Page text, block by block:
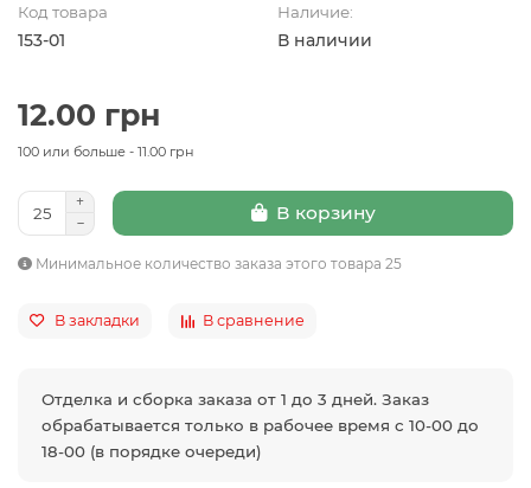
Код товара
153-01
Наличие:
В наличии
12.00 грн
100 или больше - 11.00 грн
В корзину
Минимальное количество заказа этого товара 25
В закладки В сравнение
Отделка и сборка заказа от 1 до 3 дней. Заказ
обрабатывается только в рабочее время с 10-00 до
18-00 (в порядке очереди)